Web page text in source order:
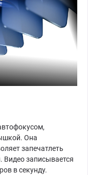
Она
запечатлеть
записывается
в секунду.